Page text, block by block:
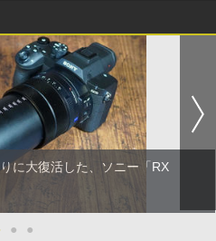
に大復活した、ソニー「RX
● ●